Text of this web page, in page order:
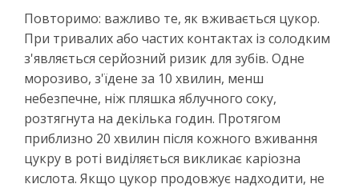
Повторимо: важливо те, як вживається цукор.
При тривалих або частих контактах із солодким
з'являється серйозний ризик для зубів. Одне
морозиво, з'їдене за 10 хвилин, менш
небезпечне, ніж пляшка яблучного соку,
розтягнута на декілька годин. Протягом
приблизно 20 хвилин після кожного вживання
цукру в роті виділяється викликає каріозна
кислота. Якщо цукор продовжує надходити, не